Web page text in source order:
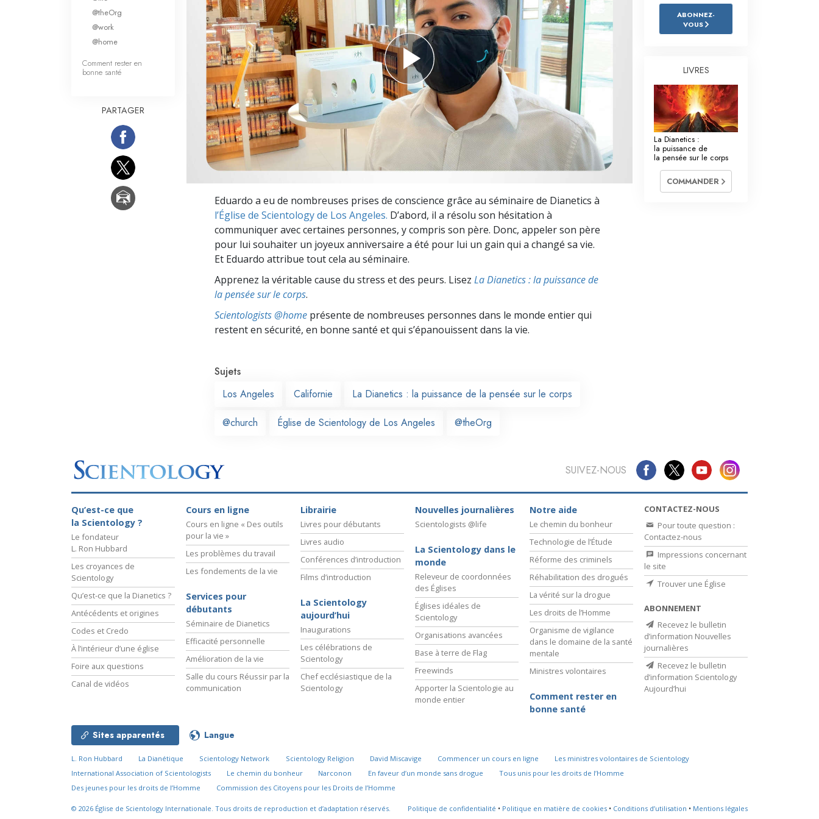
Qu’est-ce que la grandeur ? L’échelle des tons émotionnels
Réponses aux drogues
Des outils pour le monde du travail
L’éthique et les conditions
La raison de l’oppression
Les investigations
Les fondements de l’organisation
Eduardo a eu de nombreuses prises de conscience grâce au séminaire de Dianetics à
l’Église de Scientology de Los Angeles. D’abord, il a résolu son hésitation à
communiquer avec certaines personnes, y compris son père. Donc, appeler son père
pour lui souhaiter un joyeux anniversaire a été pour lui un gain qui a changé sa vie.
Et Eduardo attribue tout cela au séminaire.
Apprenez la véritable cause du stress et des peurs. Lisez La Dianetics : la puissance de
la pensée sur le corps.
Scientologists @home présente de nombreuses personnes dans le monde entier qui
restent en sécurité, en bonne santé et qui s’épanouissent dans la vie.
Sujets
Los Angeles
Californie La Dianetics : la puissance de la pensée sur le corps
@church Église de Scientology de Los Angeles @theOrg
@theOrg
@work
@home
Comment rester en
bonne santé
PARTAGER
ABONNEZ-
VOUS
LIVRES
La Dianetics :
la puissance de
la pensée sur le corps
COMMANDER
SUIVEZ-NOUS
Qu’est-ce que
la Scientology ?
Le fondateur
L. Ron Hubbard
Les croyances de
Scientology
Qu’est-ce que la Dianetics ?
Antécédents et origines
Codes et Credo
À l’intérieur d’une église
Foire aux questions
Canal de vidéos
Cours en ligne
Cours en ligne « Des outils
pour la vie »
Les problèmes du travail
Les fondements de la vie
Services pour
débutants
Séminaire de Dianetics
Efficacité personnelle
Amélioration de la vie
Salle du cours Réussir par la
communication
Librairie
Livres pour débutants
Livres audio
Conférences d’introduction
Films d’introduction
La Scientology
aujourd’hui
Inaugurations
Les célébrations de
Scientology
Chef ecclésiastique de la
Scientology
Nouvelles journalières
Scientologists @life
La Scientology dans le
monde
Releveur de coordonnées
des Églises
Églises idéales de
Scientology
Organisations avancées
Base à terre de Flag
Freewinds
Apporter la Scientologie au
monde entier
Notre aide
Le chemin du bonheur
Technologie de l’Étude
Réforme des criminels
Réhabilitation des drogués
La vérité sur la drogue
Les droits de l’Homme
Organisme de vigilance
dans le domaine de la santé
mentale
Ministres volontaires
Comment rester en
bonne santé
CONTACTEZ-NOUS
Pour toute question :
Contactez-nous
Impressions concernant
le site
Trouver une Église
ABONNEMENT
Recevez le bulletin
d’information Nouvelles
journalières
Recevez le bulletin
d’information Scientology
Aujourd’hui
Sites apparentés Langue
L. Ron Hubbard La Dianétique Scientology Network Scientology Religion David Miscavige Commencer un cours en ligne
Les ministres volontaires de Scientology
International Association of Scientologists
Le chemin du bonheur Narconon En faveur d’un monde sans drogue
Tous unis pour les droits de l’Homme
Des jeunes pour les droits de l’Homme
Commission des Citoyens pour les Droits de l’Homme
© 2026 Église de Scientology Internationale. Tous droits de reproduction et d’adaptation réservés. Politique de confidentialité • Politique en matière de cookies • Conditions d’utilisation • Mentions légales